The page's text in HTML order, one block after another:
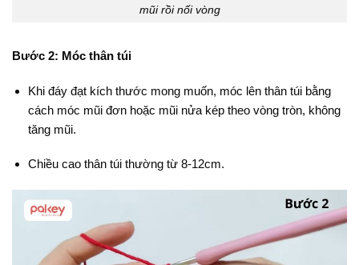
mũi rồi nối vòng
Bước 2: Móc thân túi
Khi đáy đạt kích thước mong muốn, móc lên thân túi bằng
cách móc mũi đơn hoặc mũi nửa kép theo vòng tròn, không
tăng mũi.
Chiều cao thân túi thường từ 8-12cm.